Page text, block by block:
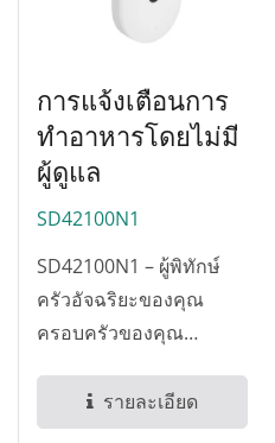
การแจ้งเตือนการ
ทำอาหารโดยไม่มี
ผู้ดูแล
SD42100N1
SD42100N1 – ผู้พิทักษ์
ครัวอัจฉริยะของคุณ
ครอบครัวของคุณ
สมาคมป้องกันอัคคีภัย
แห่งชาติ...
รายละเอียด